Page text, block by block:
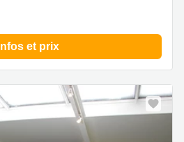
Infos et prix